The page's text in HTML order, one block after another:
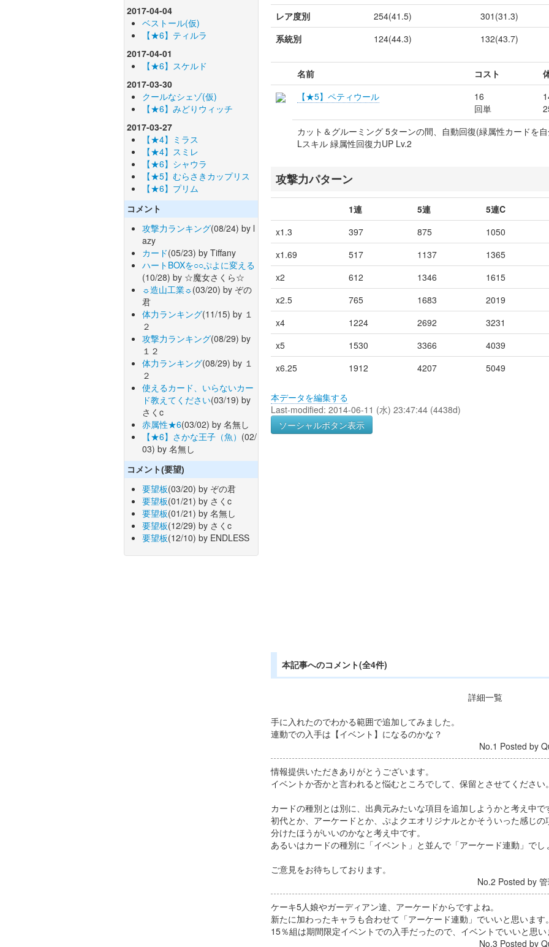
2017-04-04
ベストール(仮)
【★6】ティルラ
2017-04-01
【★6】スケルド
2017-03-30
クールなシェゾ(仮)
【★6】みどりウィッチ
2017-03-27
【★4】ミラス
【★4】スミレ
【★6】シャウラ
【★5】むらさきカップリス
【★6】プリム
コメント
攻撃力ランキング(08/24) by l
azy
カード(05/23) by Tiffany
ハートBOXを○○ぷよに変える
(10/28) by ☆魔女さくら☆
☼造山工業☼(03/20) by ぞの
君
体力ランキング(11/15) by １
２
攻撃力ランキング(08/29) by
１２
体力ランキング(08/29) by １
２
使えるカード、いらないカー
ド教えてください(03/19) by
さくc
赤属性★6(03/02) by 名無し
【★6】さかな王子（魚） (02/
03) by 名無し
コメント(要望)
要望板(03/20) by ぞの君
要望板(01/21) by さくc
要望板(01/21) by 名無し
要望板(12/29) by さくc
要望板(12/10) by ENDLESS
レア度別
254(41.5)
301(31.3)
系統別
124(44.3) 132(43.7)
名前 コスト
【★5】ペティウール
16
回単
カット＆グルーミング 5ターンの間、自動回復(緑属性カードを
Lスキル 緑属性回復力UP Lv.2
攻撃力パターン
1連 5連
5連C
x1.3
397 875
1050
x1.69
517 1137
1365
x2
612 1346
1615
x2.5
765 1683
2019
x4
1224 2692
3231
x5
1530 3366
4039
x6.25
1912 4207 5049
本データを編集する
Last-modified: 2014-06-11 (水) 23:47:44 (4438d)
ソーシャルボタン表示
本記事へのコメント(全4件)
詳細一覧
手に入れたのでわかる範囲で追加してみました。
連動での入手は【イベント】になるのかな？
No.1 Posted by
情報提供いただきありがとうございます。
イベントか否かと言われると悩むところでして、保留とさせてください
カードの種別とは別に、出典元みたいな項目を追加しようかと考え中で
初代とか、アーケードとか、ぷよクエオリジナルとかそういった感じの
分けたほうがいいのかなと考え中です。
あるいはカードの種別に「イベント」と並んで「アーケード連動」でし
ご意見をお待ちしております。
No.2 Posted by
ケーキ5人娘やガーディアン達、アーケードからですよね。
新たに加わったキャラも合わせて「アーケード連動」でいいと思います
15％組は期間限定イベントでの入手だったので、イベントでいいと思
No.3 Posted by